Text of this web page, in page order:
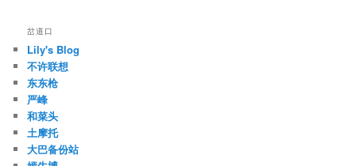
岔道口
Lily's Blog
不许联想
东东枪
严峰
和菜头
土摩托
大巴备份站